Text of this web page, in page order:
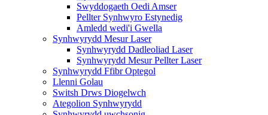
Swyddogaeth Oedi Amser
Pellter Synhwyro Estynedig
Amledd wedi'i Gwella
Synhwyrydd Mesur Laser
Synhwyrydd Dadleoliad Laser
Synhwyrydd Mesur Pellter Laser
Synhwyrydd Ffibr Optegol
Llenni Golau
Switsh Drws Diogelwch
Ategolion Synhwyrydd